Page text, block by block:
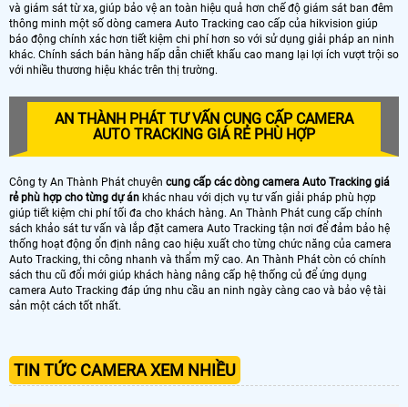
và giám sát từ xa, giúp bảo vệ an toàn hiệu quả hơn chế độ giám sát ban đêm
thông minh một số dòng camera Auto Tracking cao cấp của hikvision giúp
báo động chính xác hơn tiết kiệm chi phí hơn so với sử dụng giải pháp an ninh
khác. Chính sách bán hàng hấp dẫn chiết khấu cao mang lại lợi ích vượt trội so
với nhiều thương hiệu khác trên thị trường.
AN THÀNH PHÁT TƯ VẤN CUNG CẤP CAMERA
AUTO TRACKING GIÁ RẺ PHÙ HỢP
Công ty An Thành Phát chuyên cung cấp các dòng camera Auto Tracking giá
rẻ phù hợp cho từng dự án khác nhau với dịch vụ tư vấn giải pháp phù hợp
giúp tiết kiệm chi phí tối đa cho khách hàng. An Thành Phát cung cấp chính
sách khảo sát tư vấn và lắp đặt camera Auto Tracking tận nơi để đảm bảo hệ
thống hoạt động ổn định nâng cao hiệu xuất cho từng chức năng của camera
Auto Tracking, thi công nhanh và thẩm mỹ cao. An Thành Phát còn có chính
sách thu cũ đổi mới giúp khách hàng nâng cấp hệ thống củ để ứng dụng
camera Auto Tracking đáp ứng nhu cầu an ninh ngày càng cao và bảo vệ tài
sản một cách tốt nhất.
TIN TỨC CAMERA XEM NHIỀU